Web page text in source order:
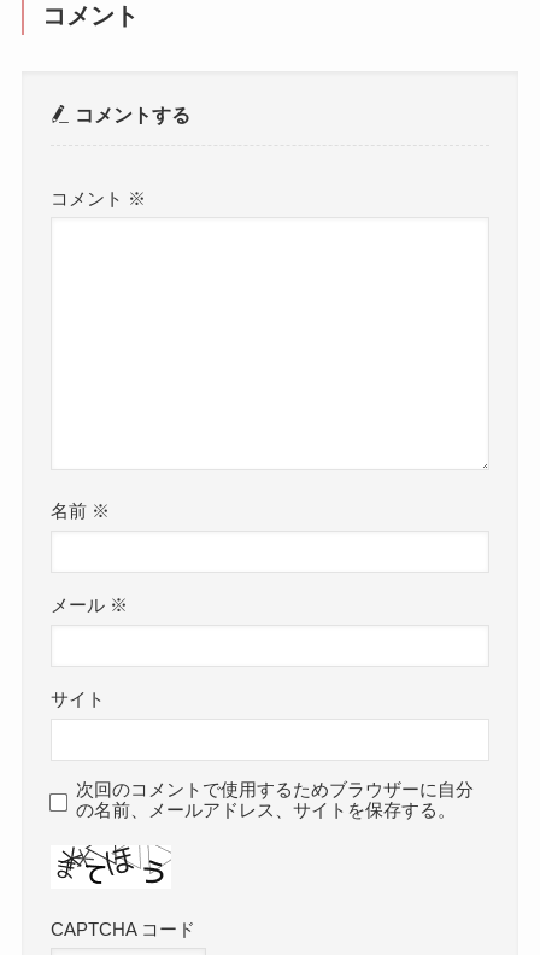
コメント
コメントする
コメント ※
名前 ※
メール ※
サイト
次回のコメントで使用するためブラウザーに自分
の名前、メールアドレス、サイトを保存する。
CAPTCHA コード